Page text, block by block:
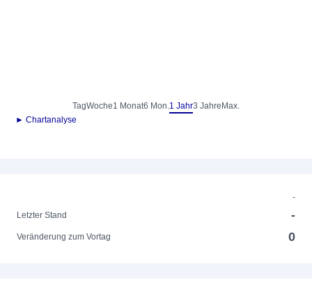
TagWoche1 Monat6 Mon.1 Jahr3 Jahre Max.
► Chartanalyse
-
Letzter Stand
-
Veränderung zum Vortag 0